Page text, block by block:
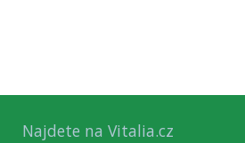
Najdete na Vitalia.cz